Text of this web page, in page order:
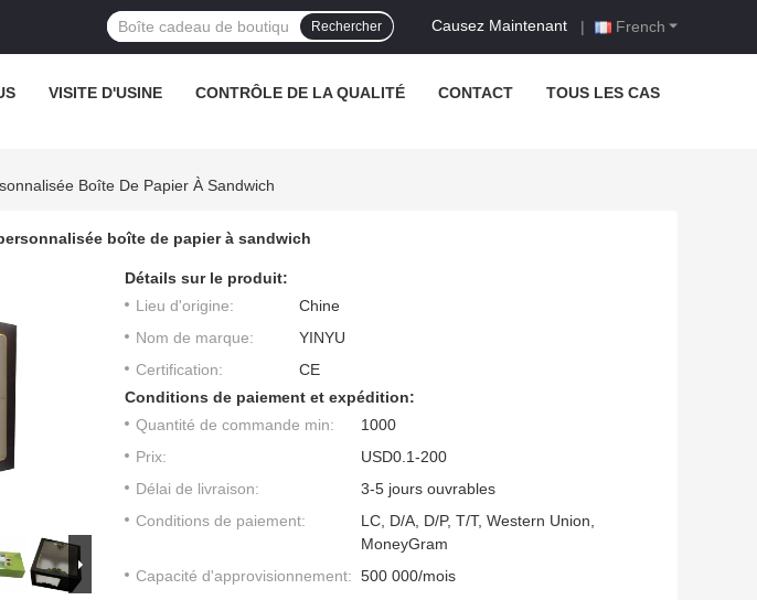
French
Causez Maintenant |
Rechercher
VISITE D'USINE CONTRÔLE DE LA QUALITÉ CONTACT TOUS LES CAS
Boîte De Papier À Sandwich
boîte de papier à sandwich
Détails sur le produit:
Lieu d'origine:
Chine
Nom de marque:
YINYU
Certification:
CE
Conditions de paiement et expédition:
Quantité de commande min:
1000
Prix:
USD0.1-200
Délai de livraison:
3-5 jours ouvrables
Conditions de paiement:
LC, D/A, D/P, T/T, Western Union,
MoneyGram
Capacité d'approvisionnement: 500 000/mois